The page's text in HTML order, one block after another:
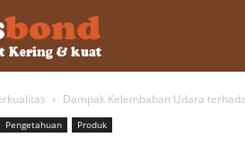
–
Dampak Kelembaban Udara
Pengetahuan Produk